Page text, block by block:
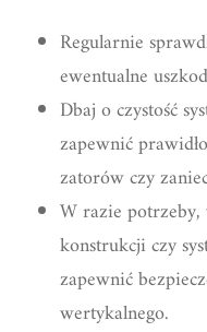
Regularnie
ewentualne
Dbaj o czystość
zapewnić
zatorów czy
W razie
konstrukcji czy
zapewnić
wertykalnego.